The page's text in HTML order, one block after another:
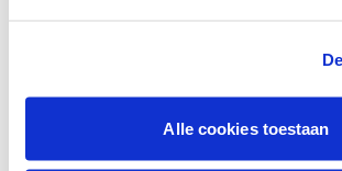
Alle cookies toestaan